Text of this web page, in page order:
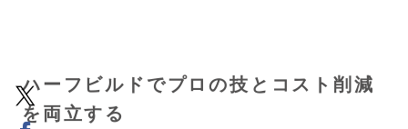
ハーフビルドでプロの技とコスト削減
を両立する